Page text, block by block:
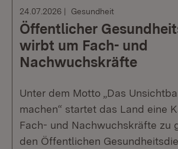
24.07.2026 Gesundheit
Öffentlicher
wirbt um Fach- und
Nachwuchskräfte
Unter dem Motto „Das
machen“ startet das Land eine
Fach- und Nachwuchskräfte zu
den Öffentlichen